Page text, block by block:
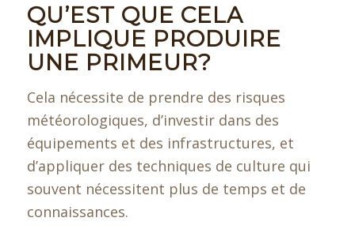
QU’EST QUE CELA
IMPLIQUE PRODUIRE
UNE PRIMEUR?
Cela nécessite de prendre des risques
météorologiques, d’investir dans des
équipements et des infrastructures, et
d’appliquer des techniques de culture qui
souvent nécessitent plus de temps et de
connaissances.